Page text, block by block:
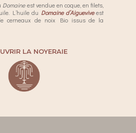
Domaineest vendue en coque, en filets,
L’huile du Domaine d’Aigueviveest
cerneaux de noix Bio issus de la
LA NOYERAIE